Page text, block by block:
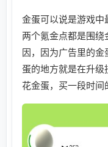
金蛋可以说是游戏
两个氪金点都是围
因，因为广告里的
蛋的地方就是在升
花金蛋，买一段时间